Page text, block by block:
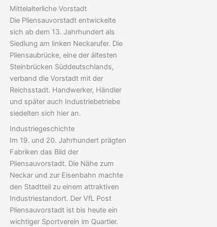
Mittelalterliche Vorstadt
Die Pliensauvorstadt entwickelte
sich ab dem 13. Jahrhundert als
Siedlung am linken Neckarufer. Die
Pliensaubrücke, eine der ältesten
Steinbrücken Süddeutschlands,
verband die Vorstadt mit der
Reichsstadt. Handwerker, Händler
und später auch Industriebetriebe
siedelten sich hier an.
Industriegeschichte
Im 19. und 20. Jahrhundert prägten
Fabriken das Bild der
Pliensauvorstadt. Die Nähe zum
Neckar und zur Eisenbahn machte
den Stadtteil zu einem attraktiven
Industriestandort. Der VfL Post
Pliensauvorstadt ist bis heute ein
wichtiger Sportverein im Quartier.